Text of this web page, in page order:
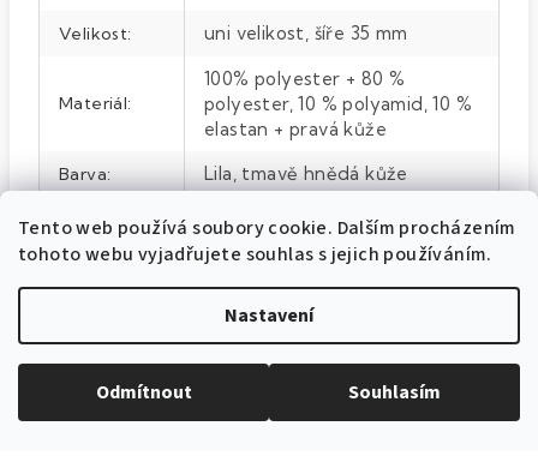
Tento web používá soubory cookie. Dalším procházením
tohoto webu vyjadřujete souhlas s jejich používáním.
Nastavení
Odmítnout Souhlasím
Velikost: uni velikost, šíře 35 mm
Materiál:
100% polyester + 80 %
polyester, 10 % polyamid, 10 %
elastan + pravá kůže
Barva: Lila, tmavě hnědá kůže
EXPEDICE ZBOŽÍ